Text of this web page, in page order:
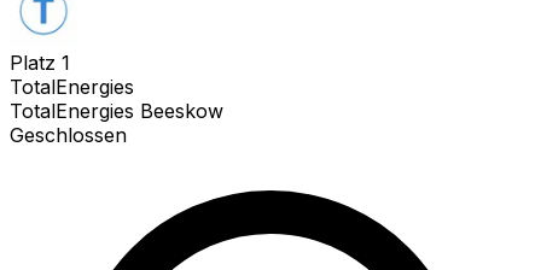
Platz 1
TotalEnergies
TotalEnergies Beeskow
Geschlossen